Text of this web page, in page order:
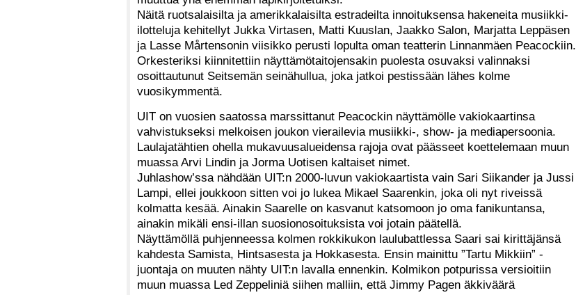
Näitä ruotsalaisilta ja amerikkalaisilta estradeilta innoituksensa hakeneita musiikki-
ilotteluja kehitellyt Jukka Virtasen, Matti Kuuslan, Jaakko Salon, Marjatta Leppäsen
ja Lasse Mårtensonin viisikko perusti lopulta oman teatterin Linnanmäen Peacockiin.
Orkesteriksi kiinnitettiin näyttämötaitojensakin puolesta osuvaksi valinnaksi
osoittautunut Seitsemän seinähullua, joka jatkoi pestissään lähes kolme
vuosikymmentä.
UIT on vuosien saatossa marssittanut Peacockin näyttämölle vakiokaartinsa
vahvistukseksi melkoisen joukon vierailevia musiikki-, show- ja mediapersoonia.
Laulajatähtien ohella mukavuusalueidensa rajoja ovat päässeet koettelemaan muun
muassa Arvi Lindin ja Jorma Uotisen kaltaiset nimet.
Juhlashow’ssa nähdään UIT:n 2000-luvun vakiokaartista vain Sari Siikander ja Jussi
Lampi, ellei joukkoon sitten voi jo lukea Mikael Saarenkin, joka oli nyt riveissä
kolmatta kesää. Ainakin Saarelle on kasvanut katsomoon jo oma fanikuntansa,
ainakin mikäli ensi-illan suosionosoituksista voi jotain päätellä.
Näyttämöllä puhjenneessa kolmen rokkikukon laulubattlessa Saari sai kirittäjänsä
kahdesta Samista, Hintsasesta ja Hokkasesta. Ensin mainittu ”Tartu Mikkiin” -
juontaja on muuten nähty UIT:n lavalla ennenkin. Kolmikon potpurissa versioitiin
muun muassa Led Zeppeliniä siihen malliin, että Jimmy Pagen äkkiväärä